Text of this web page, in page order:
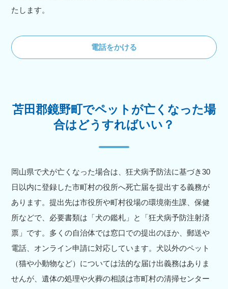
たします。
電話をかける
苫田郡鏡野町でペットが亡くなった場
合はどうすればいい？
岡山県で犬が亡くなった場合は、狂犬病予防法に基づき30
日以内に登録した市町村の役所へ死亡届を提出する義務が
あります。提出先は市役所や町村役場の環境衛生課、保健
所などで、必要書類は「犬の鑑札」と「狂犬病予防注射済
票」です。多くの自治体では窓口での提出のほか、郵送や
電話、オンライン申請に対応しています。犬以外のペット
（猫や小動物など）については法的な届け出義務はありま
せんが、遺体の処理や火葬の相談は市町村の清掃センター